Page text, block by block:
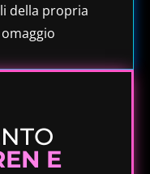
della propria
E